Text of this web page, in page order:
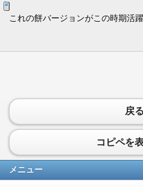
これの餅バージョンがこの時期活
戻る
コピペを
メニュー